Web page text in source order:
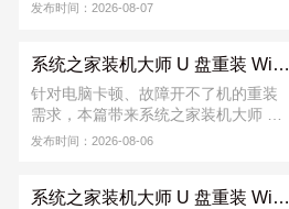
盘启动，即可进入安装界面，按提示
一步步完成系统重装。整个过程稳定
可靠，不易受网络影响，支持格式化
顿、开机失败等问题，适合电脑维
发布时间：2026-08-07
系统之家装机大师 U 盘重装 Win10 系统教程
针对电脑卡顿、故障开不了机的重装
需求，本篇带来系统之家装机大师 U
盘重装 Win10 完整教程。该工具能一
程，操作门槛低，新手可跟着步骤完
发布时间：2026-08-06
系统之家装机大师 U 盘重装 Win7 系统教程